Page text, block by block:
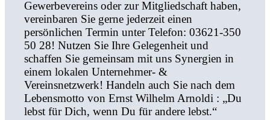
Gewerbevereins oder zur Mitgliedschaft haben,
vereinbaren Sie gerne jederzeit einen
persönlichen Termin unter Telefon: 03621-350
50 28! Nutzen Sie Ihre Gelegenheit und
schaffen Sie gemeinsam mit uns Synergien in
einem lokalen Unternehmer- &
Vereinsnetzwerk! Handeln auch Sie nach dem
Lebensmotto von Ernst Wilhelm Arnoldi : „Du
lebst für Dich, wenn Du für andere lebst.“